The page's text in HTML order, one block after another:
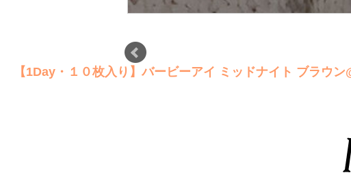
【1Day・１０枚入り】バービーアイ ミッドナイト ブラウ